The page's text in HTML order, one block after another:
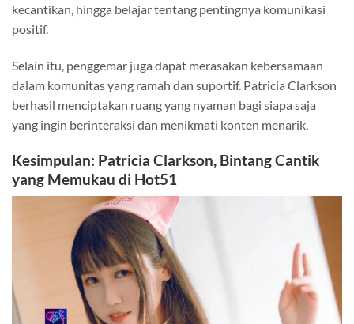
kecantikan, hingga belajar tentang pentingnya komunikasi
positif.
Selain itu, penggemar juga dapat merasakan kebersamaan
dalam komunitas yang ramah dan suportif. Patricia Clarkson
berhasil menciptakan ruang yang nyaman bagi siapa saja
yang ingin berinteraksi dan menikmati konten menarik.
Kesimpulan: Patricia Clarkson, Bintang Cantik
yang Memukau di Hot51